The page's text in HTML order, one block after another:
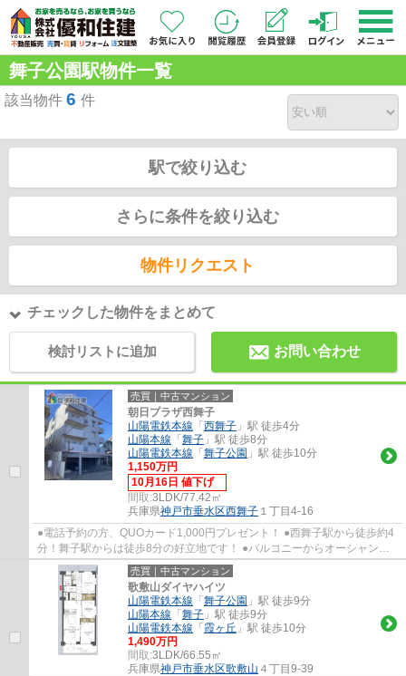
舞子公園駅物件一覧
該当物件 6 件
駅で絞り込む
さらに条件を絞り込む
物件リクエスト
チェックした物件をまとめて
検討リストに追加 お問い合わせ
売買｜中古マンション
朝日プラザ西舞子
山陽電鉄本線 「西舞子 」駅 徒歩4分
山陽本線 「舞子 」駅 徒歩8分
山陽電鉄本線 「舞子公園 」駅 徒歩10分
1,150万円
10月16日 値下げ
間取:3LDK/77.42㎡
兵庫県神戸市垂水区西舞子 １丁目4-16
●電話予約の方、QUOカード1,000円プレゼント！ ●西舞子駅から徒歩約4
分！舞子駅からは徒歩8分の好立地です！ ●バルコニーからオーシャンビ
ューの眺望を望めます！ ●2面バルコニーつき...
売買｜中古マンション
歌敷山ダイヤハイツ
山陽電鉄本線 「舞子公園 」駅 徒歩9分
山陽本線 「舞子 」駅 徒歩9分
山陽電鉄本線 「霞ヶ丘 」駅 徒歩10分
1,490万円
間取:3LDK/66.55㎡
兵庫県神戸市垂水区歌敷山 ４丁目9-39